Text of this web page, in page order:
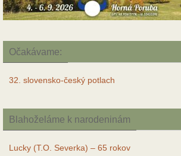
Očakávame:
32. slovensko-český potlach
Blahoželáme k narodeninám
Lucky (T.O. Severka) – 65 rokov